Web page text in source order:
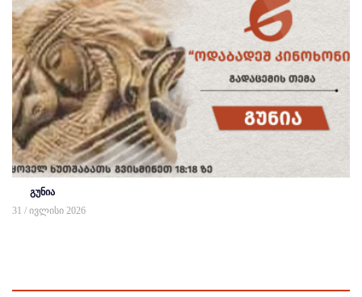
გუნია
31 / ივლისი 2026